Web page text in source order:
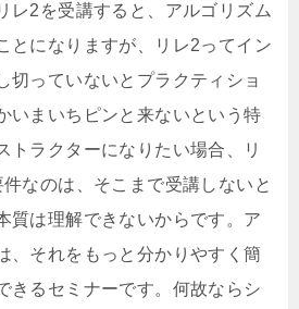
レ2を受講すると、アルゴリズム
とになりますが、リレ2ってイン
切っていないとプラクティショ
いまいちピンと来ないという特
トラクターになりたい場合、リ
なのは、そこまで受講しないと
質は理解できないからです。ア
、それをもっと分かりやすく簡
きるセミナーです。何故ならシ